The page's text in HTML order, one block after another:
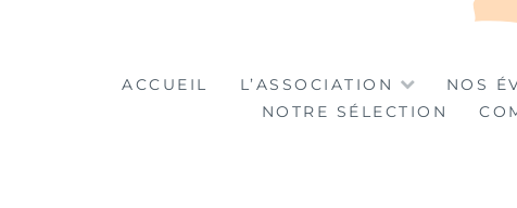
LA TABLE DES
ACCUEIL L’ASSOCIATION NOS
NOTRE SÉLECTION